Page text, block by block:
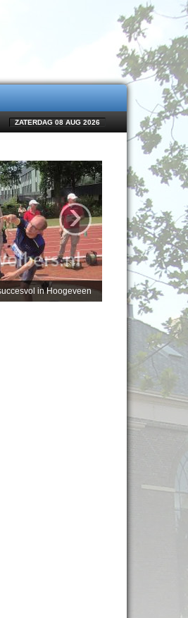
ZATERDAG 08 AUG 2026
in Hoogeveen
›